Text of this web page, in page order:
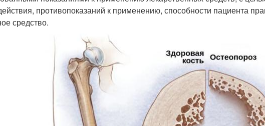
противопоказаний к применению, способности пациента
средство.